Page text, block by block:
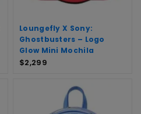
Loungefly X Sony:
Ghostbusters – Logo
Glow Mini Mochila
$2,299